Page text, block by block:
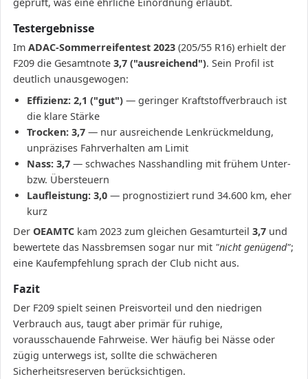
Testergebnisse
Im ADAC-Sommerreifentest 2023 (205/55 R16) erhielt der
F209 die Gesamtnote 3,7 ("ausreichend"). Sein Profil ist
deutlich unausgewogen:
Effizienz: 2,1 ("gut") — geringer Kraftstoffverbrauch ist
die klare Stärke
Trocken: 3,7 — nur ausreichende Lenkrückmeldung,
unpräzises Fahrverhalten am Limit
Nass: 3,7 — schwaches Nasshandling mit frühem Unter-
bzw. Übersteuern
Laufleistung: 3,0 — prognostiziert rund 34.600 km, eher
kurz
Der OEAMTC kam 2023 zum gleichen Gesamturteil 3,7 und
bewertete das Nassbremsen sogar nur mit "nicht genügend";
eine Kaufempfehlung sprach der Club nicht aus.
Fazit
Der F209 spielt seinen Preisvorteil und den niedrigen
Verbrauch aus, taugt aber primär für ruhige,
vorausschauende Fahrweise. Wer häufig bei Nässe oder
zügig unterwegs ist, sollte die schwächeren
Sicherheitsreserven berücksichtigen.